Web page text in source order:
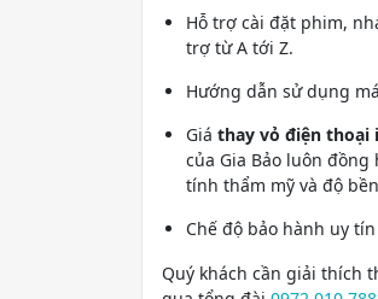
Hỗ trợ cài đặt phim,
trợ từ A tới Z.
Hướng dẫn sử dụng
Giá thay vỏ điện thoại
của Gia Bảo luôn
tính thẩm mỹ và độ
Chế độ bảo hành uy
Quý khách cần giải thích